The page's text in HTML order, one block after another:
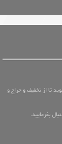
تا از تخفیف و حراج و
بفرمایید.